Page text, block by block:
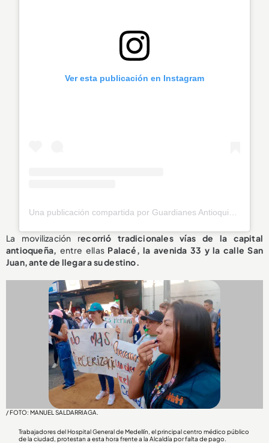
Ver esta publicación en Instagram
La movilización recorrió tradicionales vías de la capital
antioqueña, entre ellas Palacé, la avenida 33 y la calle San
Juan, ante de llegar a su destino.
/ FOTO: MANUEL SALDARRIAGA.
Trabajadores del Hospital General de Medellín, el principal centro médico público
de la ciudad, protestan a esta hora frente a la Alcaldía por falta de pago.